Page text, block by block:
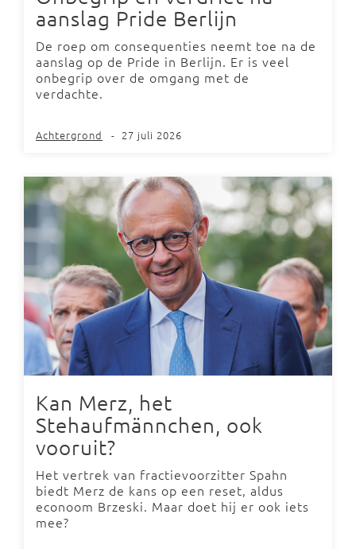
aanslag Pride Berlijn
De roep om consequenties neemt toe na de
aanslag op de Pride in Berlijn. Er is veel
onbegrip over de omgang met de
verdachte.
Achtergrond - 27 juli 2026
Kan Merz, het
Stehaufmännchen, ook
vooruit?
Het vertrek van fractievoorzitter Spahn
biedt Merz de kans op een reset, aldus
econoom Brzeski. Maar doet hij er ook iets
mee?